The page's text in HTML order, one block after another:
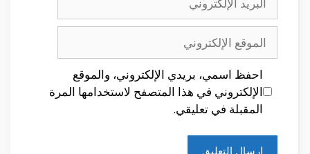
الإلكتروني
الموقع
الإلكتروني
احفظ اسمي، بريدي الإلكتروني، والموقع
الإلكتروني في هذا المتصفح لاستخدامها المرة
المقبلة في تعليقي.